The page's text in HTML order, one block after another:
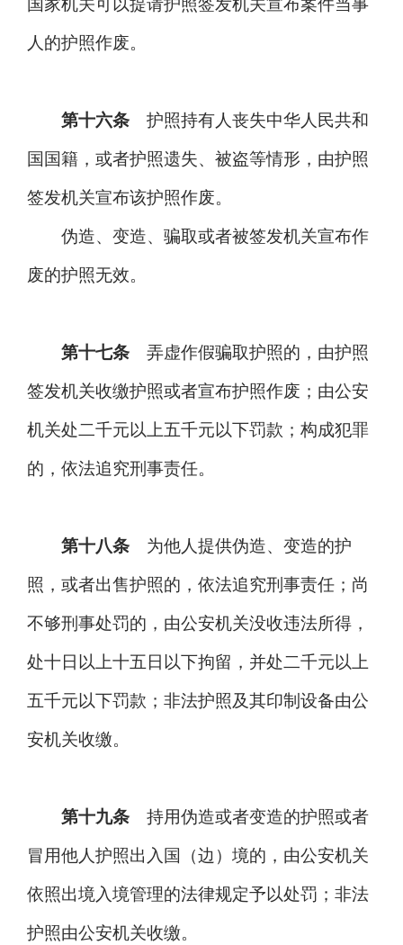
国家机关可以提请护照签发机关宣布案件当事
人的护照作废。
第十六条 护照持有人丧失中华人民共和
国国籍，或者护照遗失、被盗等情形，由护照
签发机关宣布该护照作废。
伪造、变造、骗取或者被签发机关宣布作
废的护照无效。
第十七条 弄虚作假骗取护照的，由护照
签发机关收缴护照或者宣布护照作废；由公安
机关处二千元以上五千元以下罚款；构成犯罪
的，依法追究刑事责任。
第十八条 为他人提供伪造、变造的护
照，或者出售护照的，依法追究刑事责任；尚
不够刑事处罚的，由公安机关没收违法所得，
处十日以上十五日以下拘留，并处二千元以上
五千元以下罚款；非法护照及其印制设备由公
安机关收缴。
第十九条 持用伪造或者变造的护照或者
冒用他人护照出入国（边）境的，由公安机关
依照出境入境管理的法律规定予以处罚；非法
护照由公安机关收缴。